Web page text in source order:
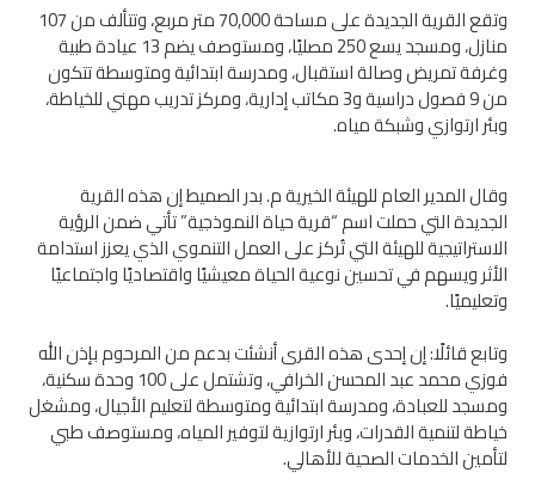
وتقع القرية الجديدة على مساحة 70,000 متر مربع، وتتألف من 107
منازل، ومسجد يسع 250 مصليًا، ومستوصف يضم 13 عيادة طبية
وغرفة تمريض وصالة استقبال، ومدرسة ابتدائية ومتوسطة تتكون
من 9 فصول دراسية و3 مكاتب إدارية، ومركز تدريب مهني للخياطة،
وبئر ارتوازي وشبكة مياه.
وقال المدير العام للهيئة الخيرية م. بدر الصميط إن هذه القرية
الجديدة التي حملت اسم “قرية حياة النموذجية” تأتي ضمن الرؤية
الاستراتيجية للهيئة التي تُركز على العمل التنموي الذي يعزز استدامة
الأثر ويسهم في تحسين نوعية الحياة معيشيًا واقتصاديًا واجتماعيًا
وتعليميًا.
وتابع قائلًا: إن إحدى هذه القرى أنشئت بدعم من المرحوم بإذن الله
فوزي محمد عبد المحسن الخرافي، وتشتمل على 100 وحدة سكنية،
ومسجد للعبادة، ومدرسة ابتدائية ومتوسطة لتعليم الأجيال، ومشغل
خياطة لتنمية القدرات، وبئر ارتوازية لتوفير المياه، ومستوصف طبي
لتأمين الخدمات الصحية للأهالي.